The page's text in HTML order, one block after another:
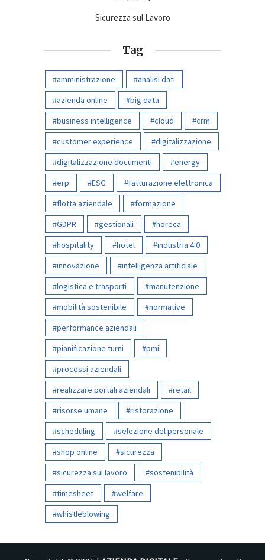
Sicurezza sul Lavoro
Tag
amministrazione
analisi dati
azienda online
big data
business intelligence
cloud
crm
customer experience
digitalizzazione
digitalizzazione documenti
energy
erp
ESG
fatturazione elettronica
flotta aziendale
formazione
GDPR
gestionali
horeca
hospitality
hotel
industria 4.0
innovazione
intelligenza artificiale
logistica e trasporti
manutenzione
mobilità sostenibile
normative
performance aziendali
pianificazione turni
pmi
processi aziendali
realizzare portali aziendali
retail
risorse umane
ristorazione
scheduling
selezione del personale
shop online
sicurezza
sicurezza sul lavoro
sostenibilità
timesheet
welfare
whistleblowing